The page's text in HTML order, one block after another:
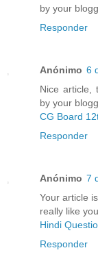
by your
Responder
Anónimo 6
Nice article,
by your
CG Board
Responder
Anónimo 7
Your article
really like
Hindi
Responder